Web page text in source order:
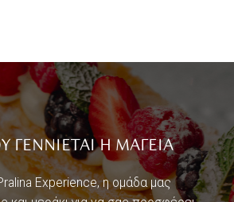
ΓΕΝΝΙΕΤΑΙ Η ΜΑΓΕΙΑ
Experience, η ομάδα μας